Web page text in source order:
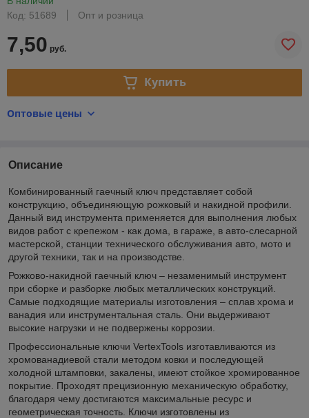
Код: 51689
Опт и розница
7,50 руб.
Купить
Оптовые цены
Описание
Комбинированный гаечный ключ представляет собой
конструкцию, объединяющую рожковый и накидной профили.
Данный вид инструмента применяется для выполнения любых
видов работ с крепежом - как дома, в гараже, в авто-слесарной
мастерской, станции технического обслуживания авто, мото и
другой техники, так и на производстве.
Рожково-накидной гаечный ключ – незаменимый инструмент
при сборке и разборке любых металлических конструкций.
Самые подходящие материалы изготовления – сплав хрома и
ванадия или инструментальная сталь. Они выдерживают
высокие нагрузки и не подвержены коррозии.
Профессиональные ключи VertexTools изготавливаются из
хромованадиевой стали методом ковки и последующей
холодной штамповки, закалены, имеют стойкое хромированное
покрытие. Проходят прецизионную механическую обработку,
благодаря чему достигаются максимальные ресурс и
геометрическая точность. Ключи изготовлены из